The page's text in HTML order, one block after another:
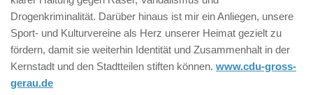
Drogenkriminalität. Darüber hinaus ist mir ein Anliegen, unsere
Sport- und Kulturvereine als Herz unserer Heimat gezielt zu
fördern, damit sie weiterhin Identität und Zusammenhalt in der
Kernstadt und den Stadtteilen stiften können. www.cdu-gross-
gerau.de